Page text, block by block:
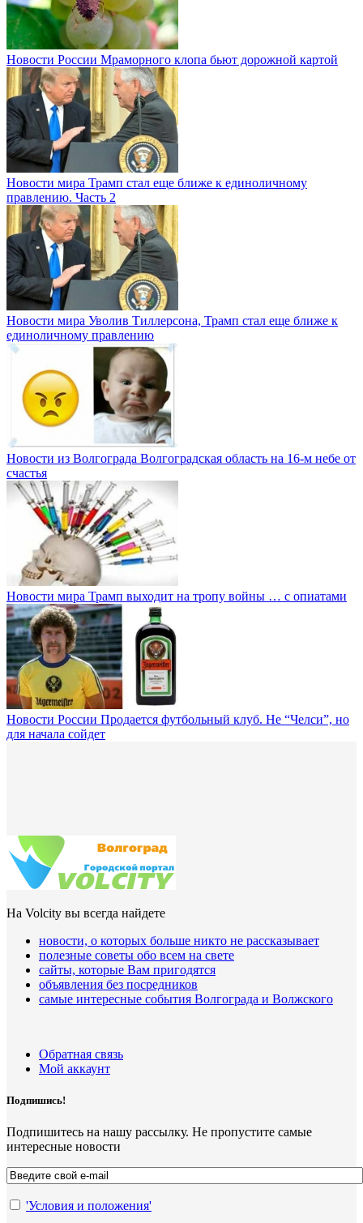
Новости России Мраморного клопа бьют дорожной картой
Новости мира Трамп стал еще ближе к единоличному
правлению. Часть 2
Новости мира Уволив Тиллерсона, Трамп стал еще ближе к
единоличному правлению
Новости из Волгограда Волгоградская область на 16-м небе от
счастья
Новости мира Трамп выходит на тропу войны … с опиатами
Новости России Продается футбольный клуб. Не “Челси”, но
для начала сойдет
На Volcity вы всегда найдете
новости, о которых больше никто не рассказывает
полезные советы обо всем на свете
сайты, которые Вам пригодятся
объявления без посредников
самые интересные события Волгограда и Волжского
Обратная связь
Мой аккаунт
Подпишись!
Подпишитесь на нашу рассылку. Не пропустите самые
интересные новости
'Условия и положения'